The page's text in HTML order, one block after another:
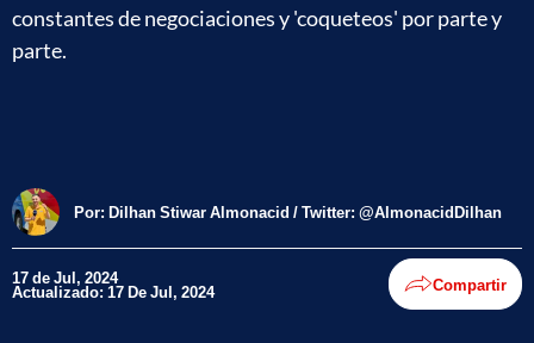
constantes de negociaciones y 'coqueteos' por parte y
parte.
Por: Dilhan Stiwar Almonacid / Twitter: @AlmonacidDilhan
17 de Jul, 2024
Actualizado: 17 De Jul, 2024 Compartir